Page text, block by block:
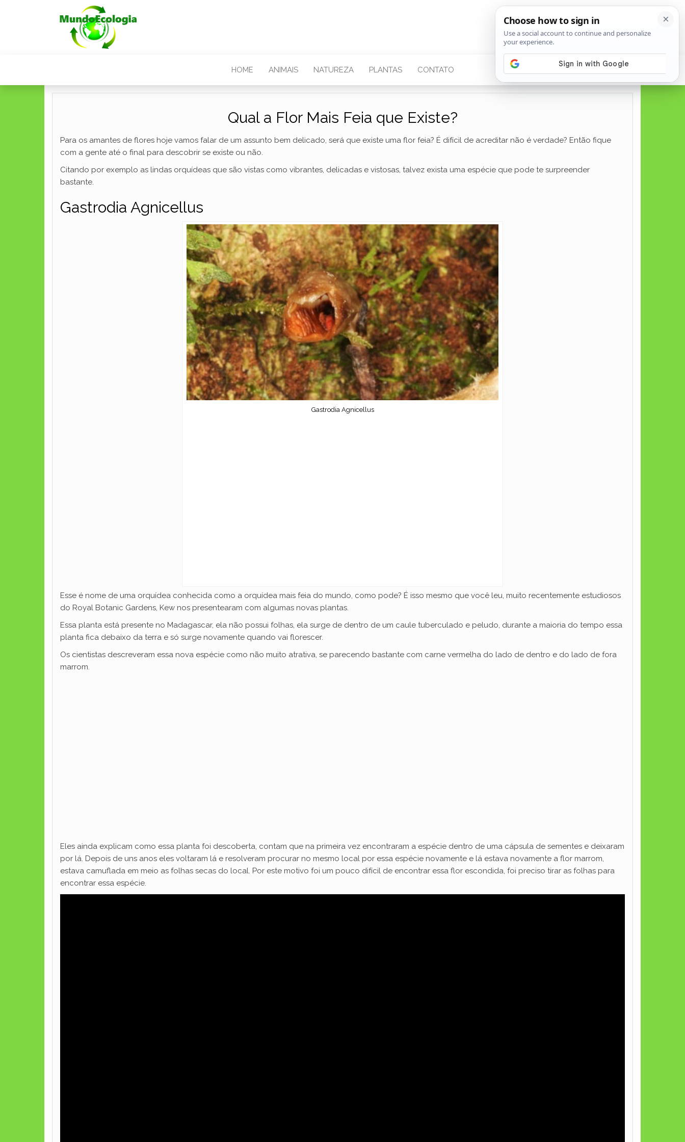
HOME ANIMAIS NATUREZA PLANTAS CONTATO
Qual a Flor Mais Feia que Existe?
Para os amantes de flores hoje vamos falar de um assunto bem delicado, será que existe uma flor feia? É difícil de acreditar não é verdade? Então fique
com a gente até o final para descobrir se existe ou não.
Citando por exemplo as lindas orquídeas que são vistas como vibrantes, delicadas e vistosas, talvez exista uma espécie que pode te surpreender
bastante.
Gastrodia Agnicellus
Gastrodia Agnicellus
Esse é nome de uma orquídea conhecida como a orquídea mais feia do mundo, como pode? É isso mesmo que você leu, muito recentemente estudiosos
do Royal Botanic Gardens, Kew nos presentearam com algumas novas plantas.
Essa planta está presente no Madagascar, ela não possui folhas, ela surge de dentro de um caule tuberculado e peludo, durante a maioria do tempo essa
planta fica debaixo da terra e só surge novamente quando vai florescer.
Os cientistas descreveram essa nova espécie como não muito atrativa, se parecendo bastante com carne vermelha do lado de dentro e do lado de fora
marrom.
Eles ainda explicam como essa planta foi descoberta, contam que na primeira vez encontraram a espécie dentro de uma cápsula de sementes e deixaram
por lá. Depois de uns anos eles voltaram lá e resolveram procurar no mesmo local por essa espécie novamente e lá estava novamente a flor marrom,
estava camuflada em meio as folhas secas do local. Por este motivo foi um pouco difícil de encontrar essa flor escondida, foi preciso tirar as folhas para
encontrar essa espécie.